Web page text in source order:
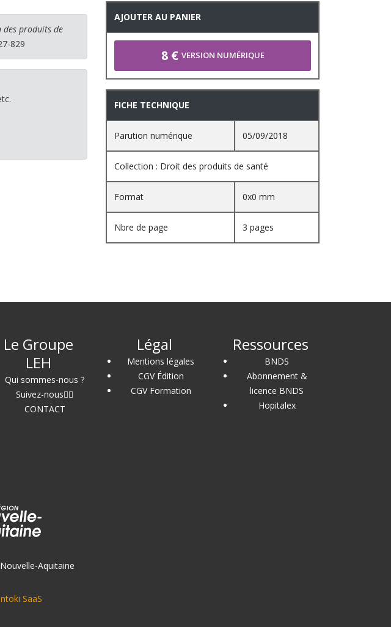
des produits de
829
AJOUTER AU PANIER
8 € VERSION NUMÉRIQUE
FICHE TECHNIQUE
Parution numérique 05/09/2018
Collection : Droit des produits de santé
Format 0x0 mm
Nbre de page 3 pages
Le Groupe
LEH
Qui sommes-nous ?
Suivez-nous
CONTACT
Légal
Mentions légales
CGV Édition
CGV Formation
Ressources
BNDS
Abonnement &
licence BNDS
Hopitalex
Aquitaine
SaaS